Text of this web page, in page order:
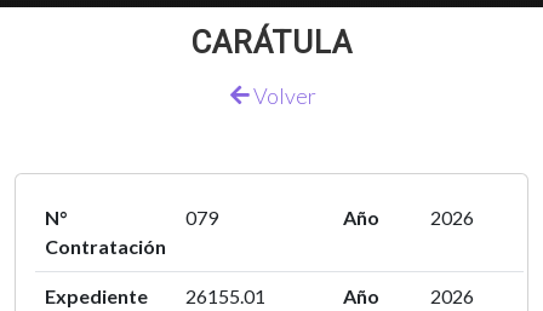
CARÁTULA
Volver
N°
Contratación
079 Año 2026
Expediente
26155.01 Año 2026